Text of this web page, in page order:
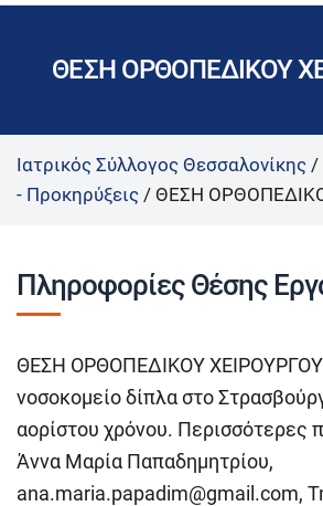
ΘΕΣΗ ΟΡΘΟΠΕΔΙΚΟΥ
Ιατρικός Σύλλογος Θεσσαλονίκης /
- Προκηρύξεις / ΘΕΣΗ
Πληροφορίες Θέσης
ΘΕΣΗ ΟΡΘΟΠΕΔΙΚΟΥ ΧΕΙΡΟΥΡΓΟΥ
νοσοκομείο δίπλα στο
αορίστου χρόνου. Περισσότερες
Άννα Μαρία Παπαδημητρίου,
ana.maria.papadim@gmail.com,